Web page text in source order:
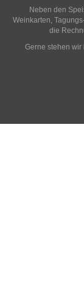
Neben den
Weinkarten,
die
Gerne stehen wir